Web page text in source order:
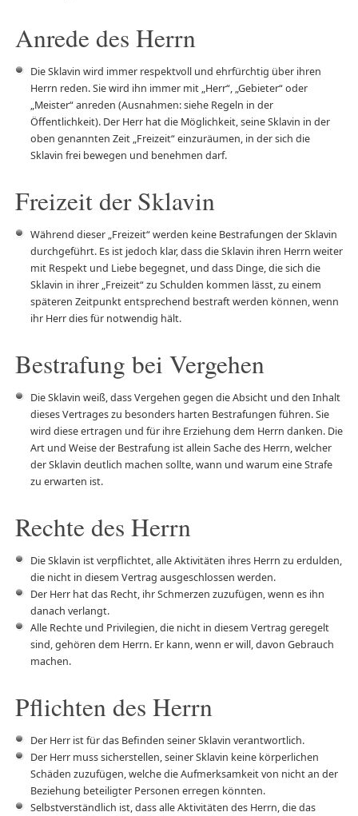
Anrede des Herrn
Die Sklavin wird immer respektvoll und ehrfürchtig über ihren
Herrn reden. Sie wird ihn immer mit „Herr“, „Gebieter“ oder
„Meister“ anreden (Ausnahmen: siehe Regeln in der
Öffentlichkeit). Der Herr hat die Möglichkeit, seine Sklavin in der
oben genannten Zeit „Freizeit“ einzuräumen, in der sich die
Sklavin frei bewegen und benehmen darf.
Freizeit der Sklavin
Während dieser „Freizeit“ werden keine Bestrafungen der Sklavin
durchgeführt. Es ist jedoch klar, dass die Sklavin ihren Herrn weiter
mit Respekt und Liebe begegnet, und dass Dinge, die sich die
Sklavin in ihrer „Freizeit“ zu Schulden kommen lässt, zu einem
späteren Zeitpunkt entsprechend bestraft werden können, wenn
ihr Herr dies für notwendig hält.
Bestrafung bei Vergehen
Die Sklavin weiß, dass Vergehen gegen die Absicht und den Inhalt
dieses Vertrages zu besonders harten Bestrafungen führen. Sie
wird diese ertragen und für ihre Erziehung dem Herrn danken. Die
Art und Weise der Bestrafung ist allein Sache des Herrn, welcher
der Sklavin deutlich machen sollte, wann und warum eine Strafe
zu erwarten ist.
Rechte des Herrn
Die Sklavin ist verpflichtet, alle Aktivitäten ihres Herrn zu erdulden,
die nicht in diesem Vertrag ausgeschlossen werden.
Der Herr hat das Recht, ihr Schmerzen zuzufügen, wenn es ihn
danach verlangt.
Alle Rechte und Privilegien, die nicht in diesem Vertrag geregelt
sind, gehören dem Herrn. Er kann, wenn er will, davon Gebrauch
machen.
Pflichten des Herrn
Der Herr ist für das Befinden seiner Sklavin verantwortlich.
Der Herr muss sicherstellen, seiner Sklavin keine körperlichen
Schäden zuzufügen, welche die Aufmerksamkeit von nicht an der
Beziehung beteiligter Personen erregen könnten.
Selbstverständlich ist, dass alle Aktivitäten des Herrn, die das